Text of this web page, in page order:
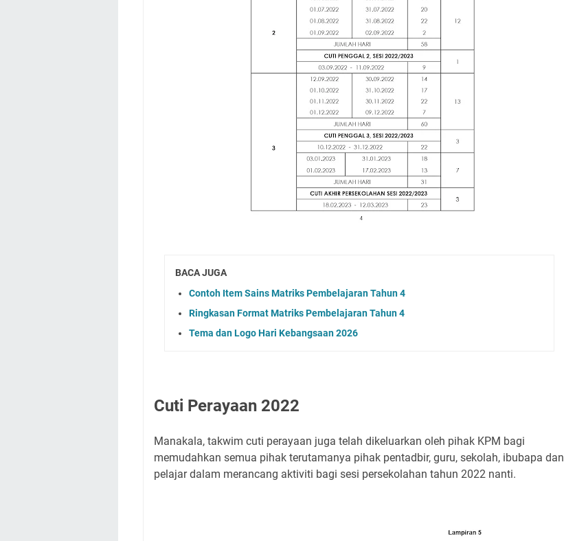
BACA JUGA
Contoh Item Sains Matriks Pembelajaran Tahun 4
Ringkasan Format Matriks Pembelajaran Tahun 4
Tema dan Logo Hari Kebangsaan 2026
Cuti Perayaan 2022
Manakala, takwim cuti perayaan juga telah dikeluarkan oleh pihak KPM bagi
memudahkan semua pihak terutamanya pihak pentadbir, guru, sekolah, ibubapa dan
pelajar dalam merancang aktiviti bagi sesi persekolahan tahun 2022 nanti.